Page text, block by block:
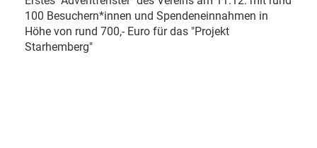
100 Besuchern*innen und Spendeneinnahmen in
Höhe von rund 700,- Euro für das "Projekt
Starhemberg"